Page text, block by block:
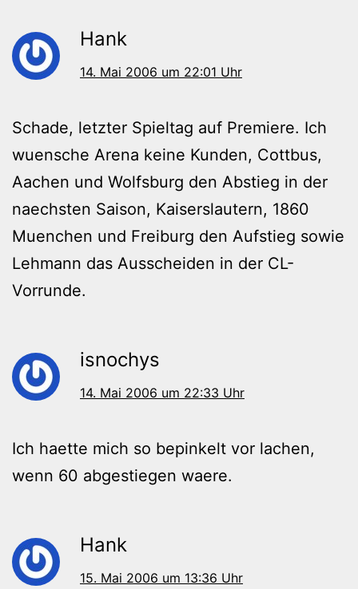
Hank
14. Mai 2006 um 22:01 Uhr
Schade, letzter Spieltag auf Premiere. Ich
wuensche Arena keine Kunden, Cottbus,
Aachen und Wolfsburg den Abstieg in der
naechsten Saison, Kaiserslautern, 1860
Muenchen und Freiburg den Aufstieg sowie
Lehmann das Ausscheiden in der CL-
Vorrunde.
isnochys
14. Mai 2006 um 22:33 Uhr
Ich haette mich so bepinkelt vor lachen,
wenn 60 abgestiegen waere.
Hank
15. Mai 2006 um 13:36 Uhr